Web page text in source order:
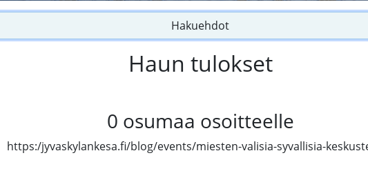
Hakuehdot
Haun tulokset
0 osumaa osoitteelle
https:/jyvaskylankesa.fi/blog/events/miesten-valisia-syvallisia-